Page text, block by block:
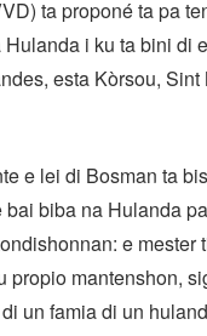
ta proponé ta pa
Hulanda i ku ta bini di
esta Kòrsou, Sint
e lei di Bosman ta
bai biba na Hulanda
e mester
propio mantenshon,
un famia di un